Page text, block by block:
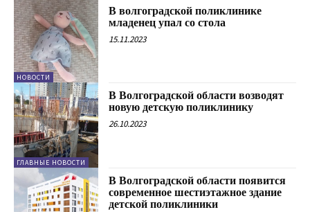
НОВОСТИ
В волгоградской поликлинике
младенец упал со стола
15.11.2023
ГЛАВНЫЕ НОВОСТИ
В Волгоградской области возводят
новую детскую поликлинику
26.10.2023
В Волгоградской области появится
современное шестиэтажное здание
детской поликлиники